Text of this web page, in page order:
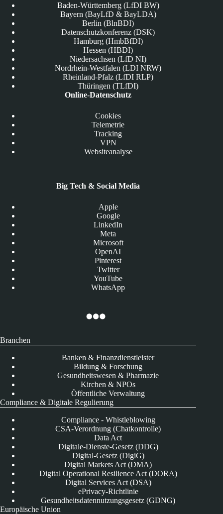
Baden-Württemberg (LfDI BW)
Bayern (BayLfD & BayLDA)
Berlin (BlnBDI)
Datenschutzkonferenz (DSK)
Hamburg (HmbBfDI)
Hessen (HBDI)
Niedersachsen (LfD NI)
Nordrhein-Westfalen (LDI NRW)
Rheinland-Pfalz (LfDI RLP)
Thüringen (TLfDI)
Online-Datenschutz
Cookies
Telemetrie
Tracking
VPN
Websiteanalyse
Big Tech & Social Media
Apple
Google
LinkedIn
Meta
Microsoft
OpenAI
Pinterest
Twitter
YouTube
WhatsApp
Branchen
Banken & Finanzdienstleister
Bildung & Forschung
Gesundheitswesen & Pharmazie
Kirchen & NPOs
Öffentliche Verwaltung
Compliance & Digitale Regulierung
Compliance - Whistleblowing
CSA-Verordnung (Chatkontrolle)
Data Act
Digitale-Dienste-Gesetz (DDG)
Digital-Gesetz (DigiG)
Digital Markets Act (DMA)
Digital Operational Resilience Act (DORA)
Digital Services Act (DSA)
ePrivacy-Richtlinie
Gesundheitsdatennutzungsgesetz (GDNG)
Europäische Union